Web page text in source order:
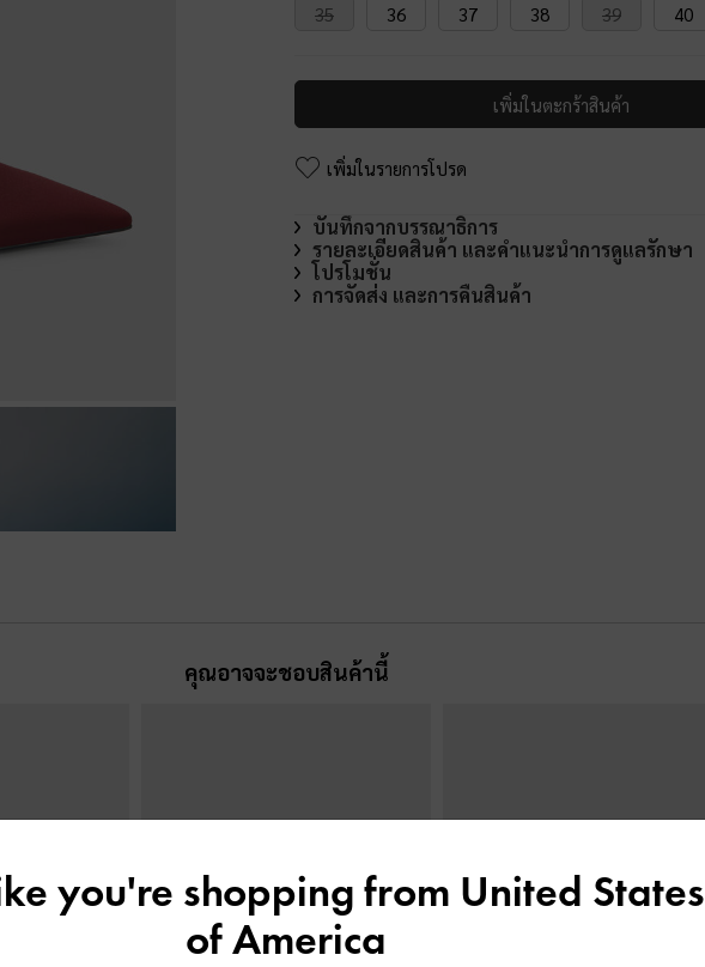
35
36 37 38 39 40
เพิ่มในตะกร้าสินค้า
เพิ่มในรายการโปรด
บันทึกจากบรรณาธิการ
รายละเอียดสินค้า และคำแนะนำการดูแลรักษา
โปรโมชั่น
การจัดส่ง และการคืนสินค้า
คุณอาจจะชอบสินค้านี้
you're shopping from United States
of America